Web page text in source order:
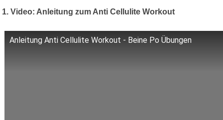
1. Video: Anleitung zum Anti Cellulite Workout
Anleitung Anti Cellulite Workout - Beine Po Übungen